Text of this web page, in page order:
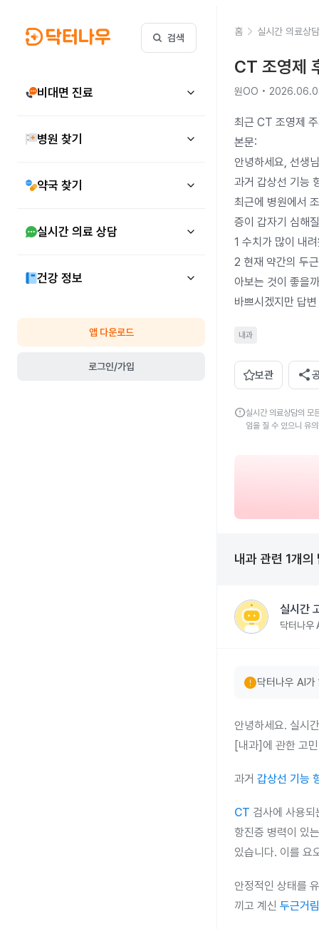
검색
비대면 진료
병원 찾기
약국 찾기
실시간 의료 상담
건강 정보
앱 다운로드
로그인/가입
홈 실시간 의료상담
CT 조영제
원OO •
최근 CT 조영제
본문:
안녕하세요, 선생
과거 갑상선 기능
최근에 병원에서
증이 갑자기 심해
1 수치가 많이 내
2 현재 약간의 두
아보는 것이 좋을
바쁘시겠지만 답
내과
보관 share
error실시간 의료상담의 모
임을 질 수 있으니 유
내과 관련 1개의
실시간
닥터나우
error닥터나우 AI
안녕하세요. 실시
[내과]에 관한 고
과거 갑상선 기능
CT 검사에 사용
항진증 병력이 있
있습니다. 이를 요
안정적인 상태를
끼고 계신 두근거림